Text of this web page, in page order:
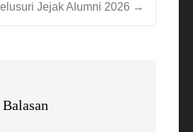
Jejak Alumni 2026 →